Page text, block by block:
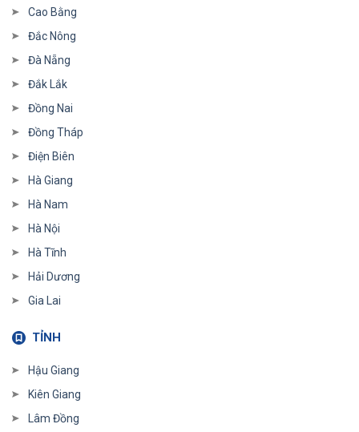
Cao Bằng
Đắc Nông
Đà Nẵng
Đắk Lắk
Đồng Nai
Đồng Tháp
Điện Biên
Hà Giang
Hà Nam
Hà Nội
Hà Tĩnh
Hải Dương
Gia Lai
TỈNH
Hậu Giang
Kiên Giang
Lâm Đồng